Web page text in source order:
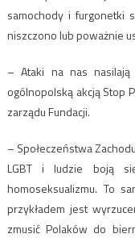
samochody i furgonetki
niszczono lub poważnie
– Ataki na nas
ogólnopolską akcją Stop
zarządu Fundacji.
– Społeczeństwa
LGBT i ludzie boją
homoseksualizmu. To
przykładem jest
zmusić Polaków do